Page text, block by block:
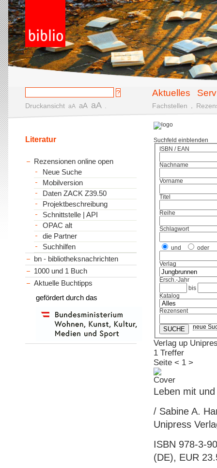
Aktuelles
Druckansicht aA aA aA Fachstellen
Suchfeld einblenden
ISBN / EAN
Nachname
Vorname
Titel
Reihe
Schlagwort
und oder
Verlag
Ersch.-Jahr
bis
Katalog
Rezensent
neue
Verlag up
1 Treffer
Seite < 1 >
Leben mit
/ Sabine A.
Unipress
ISBN 978-3-
(DE), EUR
Literatur
Rezensionen online open
Neue Suche
Mobilversion
Daten ZACK Z39.50
Projektbeschreibung
Schnittstelle | API
OPAC alt
die Partner
Suchhilfen
bn - bibliotheksnachrichten
1000 und 1 Buch
Aktuelle Buchtipps
gefördert durch das